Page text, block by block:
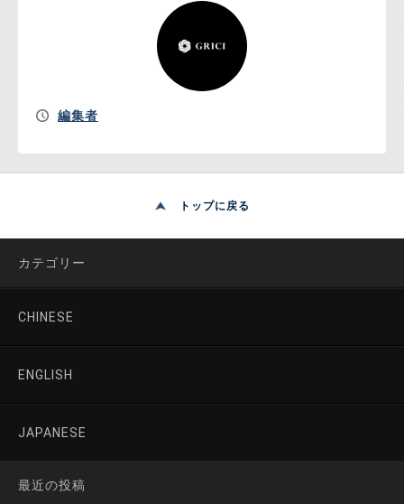
編集者
トップに戻る
カテゴリー
CHINESE
ENGLISH
JAPANESE
最近の投稿